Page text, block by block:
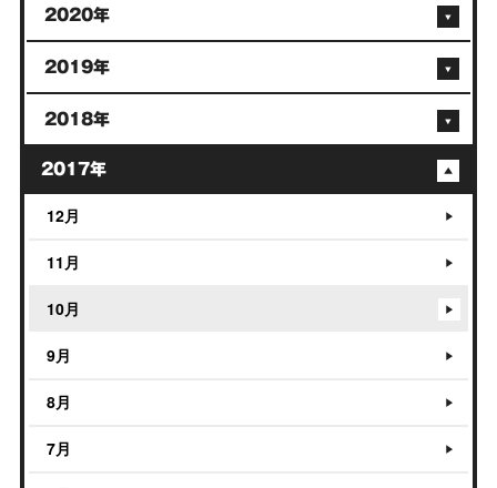
2020年
2019年
2018年
2017年
12月
11月
10月
9月
8月
7月